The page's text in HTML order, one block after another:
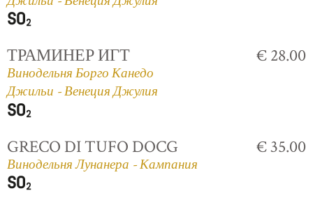
ТРАМИНЕР ИГТ
Винодельня Борго Канедо
Джильи - Венеция Джулия
€ 28.00
GRECO DI TUFO DOCG
Винодельня Лунанера - Кампания
€ 35.00